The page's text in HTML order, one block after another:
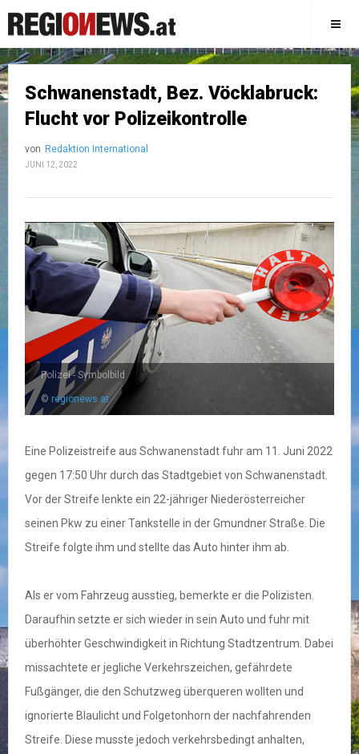
Schwanenstadt, Bez. Vöcklabruck:
Flucht vor Polizeikontrolle
von Redaktion International
JUNI 12, 2022
Polizei - Symbolbild
© regionews.at
Eine Polizeistreife aus Schwanenstadt fuhr am 11. Juni 2022
gegen 17:50 Uhr durch das Stadtgebiet von Schwanenstadt.
Vor der Streife lenkte ein 22-jähriger Niederösterreicher
seinen Pkw zu einer Tankstelle in der Gmundner Straße. Die
Streife folgte ihm und stellte das Auto hinter ihm ab.
Als er vom Fahrzeug ausstieg, bemerkte er die Polizisten.
Daraufhin setzte er sich wieder in sein Auto und fuhr mit
überhöhter Geschwindigkeit in Richtung Stadtzentrum. Dabei
missachtete er jegliche Verkehrszeichen, gefährdete
Fußgänger, die den Schutzweg überqueren wollten und
ignorierte Blaulicht und Folgetonhorn der nachfahrenden
Streife. Diese musste jedoch verkehrsbedingt anhalten,